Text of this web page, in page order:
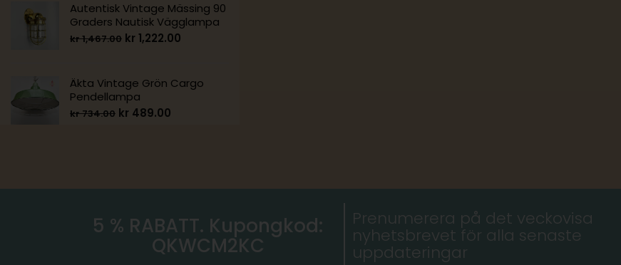
Autentisk Vintage Mässing 90
Graders Nautisk Vägglampa
kr1,467.00 kr 1,222.00
Äkta Vintage Grön Cargo
Pendellampa
kr734.00 kr 489.00
5 % RABATT. Kupongkod:
QKWCM2KC
Prenumerera på det veckovisa
nyhetsbrevet för alla senaste
uppdateringar